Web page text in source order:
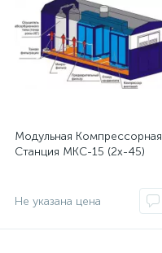
Модульная Компрессорная
Станция МКС-15 (2x-45)
Не указана цена